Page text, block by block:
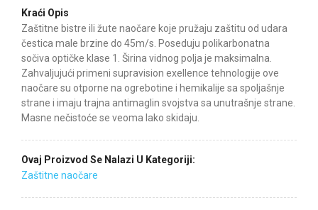
Kraći Opis
Zaštitne bistre ili žute naočare koje pružaju zaštitu od udara
čestica male brzine do 45m/s. Poseduju polikarbonatna
sočiva optičke klase 1. Širina vidnog polja je maksimalna.
Zahvaljujući primeni supravision exellence tehnologije ove
naočare su otporne na ogrebotine i hemikalije sa spoljašnje
strane i imaju trajna antimaglin svojstva sa unutrašnje strane.
Masne nečistoće se veoma lako skidaju.
Ovaj Proizvod Se Nalazi U Kategoriji:
Zaštitne naočare